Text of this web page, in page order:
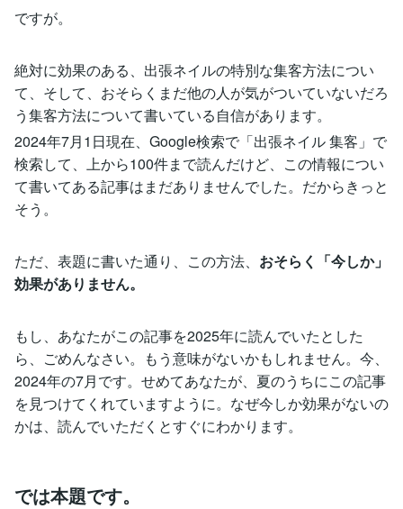
ですが。
絶対に効果のある、出張ネイルの特別な集客方法につい
て、そして、おそらくまだ他の人が気がついていないだろ
う集客方法について書いている自信があります。
2024年7月1日現在、Google検索で「出張ネイル 集客」で
検索して、上から100件まで読んだけど、この情報につい
て書いてある記事はまだありませんでした。だからきっと
そう。
ただ、表題に書いた通り、この方法、 おそらく「今しか」
効果がありません。
もし、あなたがこの記事を2025年に読んでいたとした
ら、ごめんなさい。もう意味がないかもしれません。今、
2024年の7月です。せめてあなたが、夏のうちにこの記事
を見つけてくれていますように。なぜ今しか効果がないの
かは、読んでいただくとすぐにわかります。
では本題です。